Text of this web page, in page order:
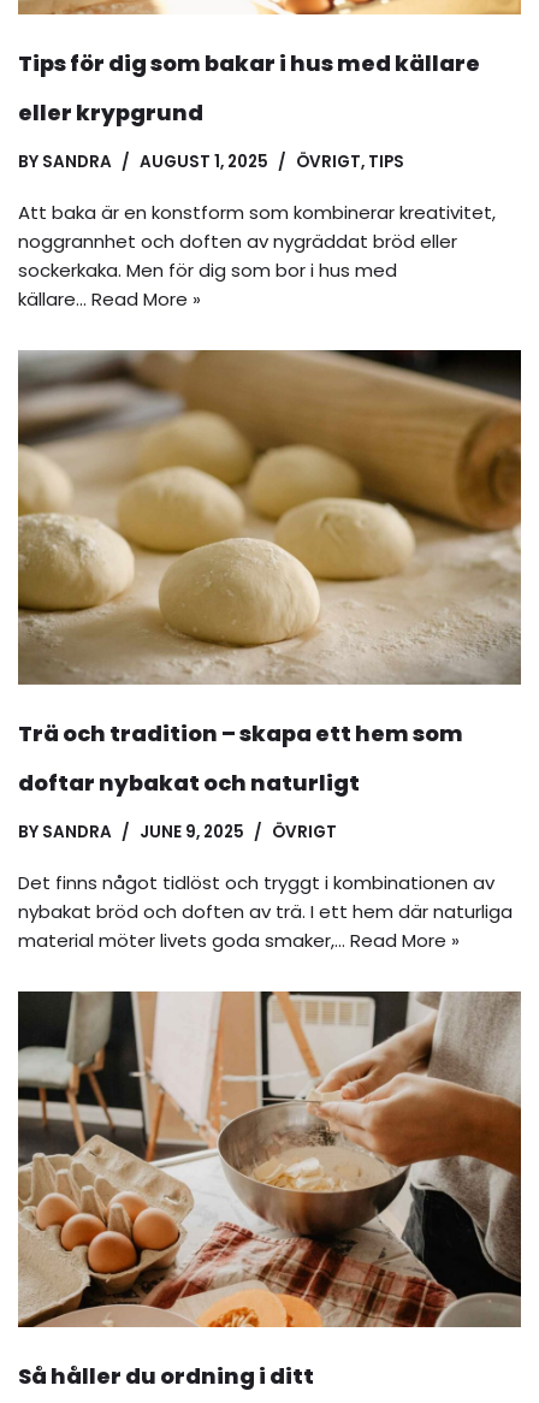
Tips för dig som bakar i hus med källare
eller krypgrund
BY SANDRA AUGUST 1, 2025 ÖVRIGT, TIPS
Att baka är en konstform som kombinerar kreativitet,
noggrannhet och doften av nygräddat bröd eller
sockerkaka. Men för dig som bor i hus med
källare… Read More »
Trä och tradition – skapa ett hem som
doftar nybakat och naturligt
BY SANDRA JUNE 9, 2025 ÖVRIGT
Det finns något tidlöst och tryggt i kombinationen av
nybakat bröd och doften av trä. I ett hem där naturliga
material möter livets goda smaker,… Read More »
Så håller du ordning i ditt